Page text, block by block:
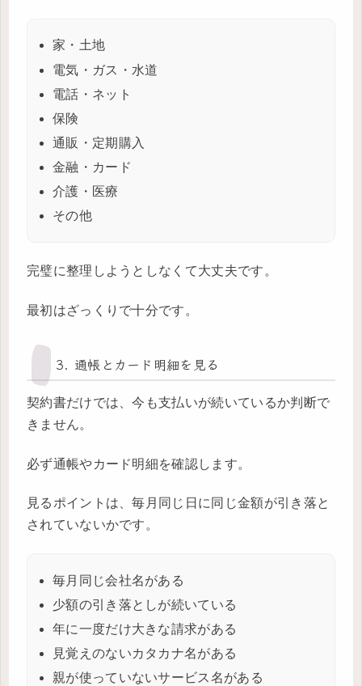
家・土地
電気・ガス・水道
電話・ネット
保険
通販・定期購入
金融・カード
介護・医療
その他
完璧に整理しようとしなくて大丈夫です。
最初はざっくりで十分です。
3. 通帳とカード明細を見る
契約書だけでは、今も支払いが続いているか判断で
きません。
必ず通帳やカード明細を確認します。
見るポイントは、毎月同じ日に同じ金額が引き落と
されていないかです。
毎月同じ会社名がある
少額の引き落としが続いている
年に一度だけ大きな請求がある
見覚えのないカタカナ名がある
親が使っていないサービス名がある